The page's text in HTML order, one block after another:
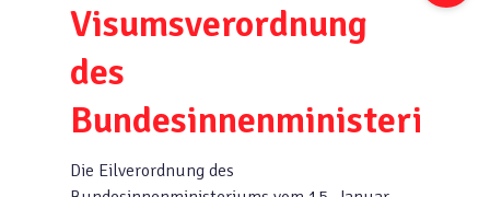
Visumsverordnung
des
Bundesinnenministeriums
Die Eilverordnung des